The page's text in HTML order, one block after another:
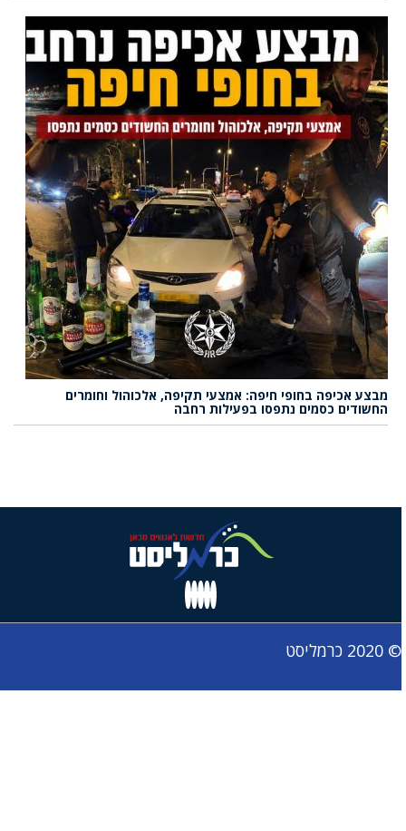
מבצע אכיפה בחופי חיפה: אמצעי תקיפה, אלכוהול וחומרים
החשודים כסמים נתפסו בפעילות רחבה
© 2020 כרמליסט